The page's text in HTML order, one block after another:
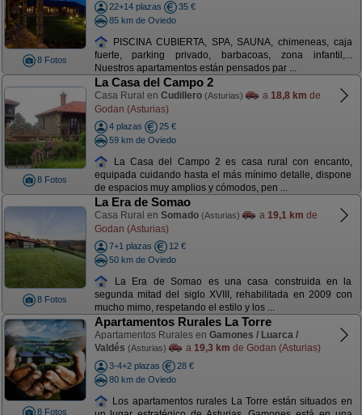
8 Fotos
22+14 plazas
35 €
85 km de Oviedo
PISCINA CUBIERTA, SPA, SAUNA, chimeneas, caja
fuerte, parking privado, barbacoas, zona infantil,...
Nuestros apartamentos están pensados par ...
8 Fotos
La Casa del Campo 2
Casa Rural en Cudillero (Asturias) a 18,8 km de
Godan (Asturias)
4 plazas
25 €
59 km de Oviedo
La Casa del Campo 2 es casa rural con encanto,
equipada cuidando hasta el más mínimo detalle, dispone
de espacios muy amplios y cómodos, pen ...
8 Fotos
La Era de Somao
Casa Rural en Somado (Asturias) a 19,1 km de
Godan (Asturias)
7+1 plazas
12 €
50 km de Oviedo
La Era de Somao es una casa construida en la
segunda mitad del siglo XVIII, rehabilitada en 2009 con
mucho mimo, respetando el estilo y los ...
8 Fotos
Apartamentos Rurales La Torre
Apartamentos Rurales en Gamones / Luarca /
Valdés (Asturias) a 19,3 km de Godan (Asturias)
3-4+2 plazas
28 €
80 km de Oviedo
Los apartamentos rurales La Torre están situados en